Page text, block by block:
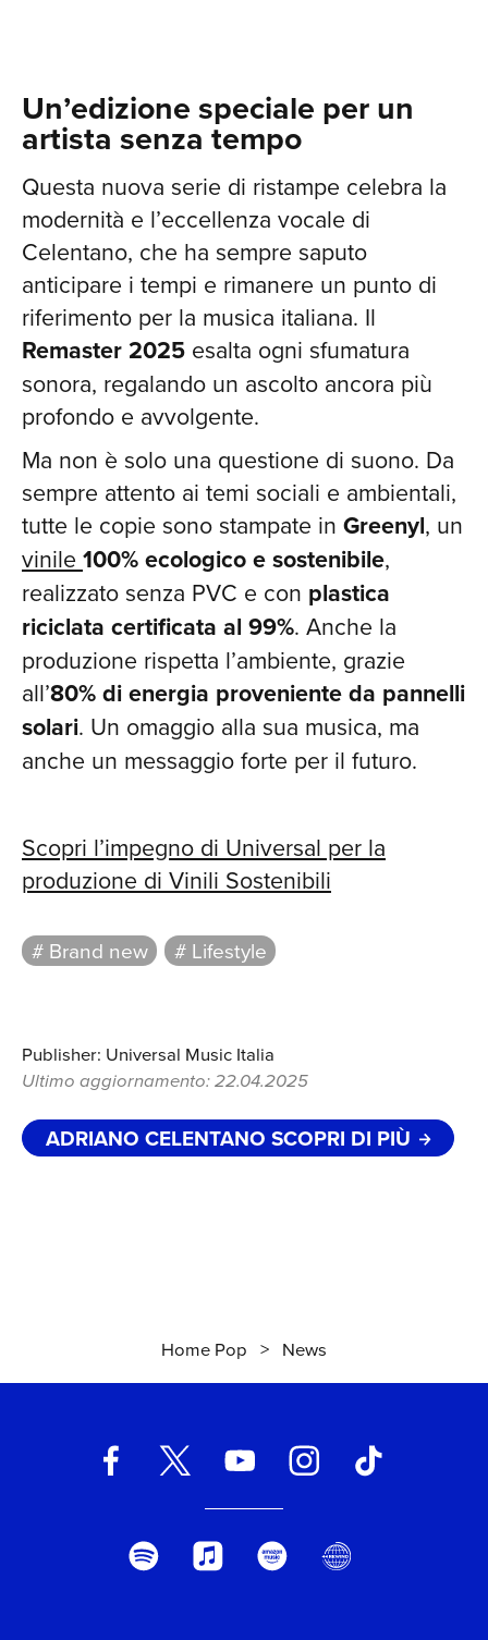
Un’edizione speciale per un
artista senza tempo
Questa nuova serie di ristampe celebra la
modernità e l’eccellenza vocale di
Celentano, che ha sempre saputo
anticipare i tempi e rimanere un punto di
riferimento per la musica italiana. Il
Remaster 2025 esalta ogni sfumatura
sonora, regalando un ascolto ancora più
profondo e avvolgente.
Ma non è solo una questione di suono. Da
sempre attento ai temi sociali e ambientali,
tutte le copie sono stampate in Greenyl, un
vinile 100% ecologico e sostenibile,
realizzato senza PVC e con plastica
riciclata certificata al 99%. Anche la
produzione rispetta l’ambiente, grazie
all’80% di energia proveniente da pannelli
solari. Un omaggio alla sua musica, ma
anche un messaggio forte per il futuro​.
Scopri l’impegno di Universal per la
produzione di Vinili Sostenibili
# Brand new # Lifestyle
Publisher: Universal Music Italia
Ultimo aggiornamento: 22.04.2025
ADRIANO CELENTANO SCOPRI DI PIÙ
Home Pop > News